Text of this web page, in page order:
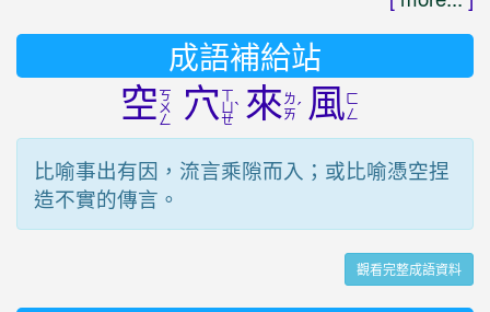
成語補給站
空 ㄎ
ㄨ
ㄥ 穴 ㄩ
ㄝ
ˋ 來ㄌ
ㄞˊ 風ㄈ
ㄥ
比喻事出有因，流言乘隙而入；或比喻憑空捏
造不實的傳言。
觀看完整成語資料